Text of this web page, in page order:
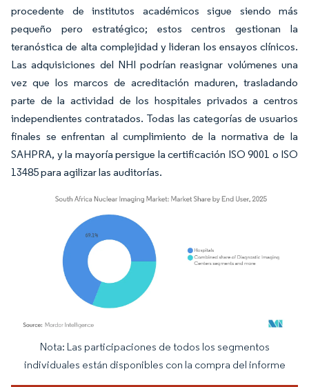
procedente de institutos académicos sigue siendo más
pequeño pero estratégico; estos centros gestionan la
teranóstica de alta complejidad y lideran los ensayos clínicos.
Las adquisiciones del NHI podrían reasignar volúmenes una
vez que los marcos de acreditación maduren, trasladando
parte de la actividad de los hospitales privados a centros
independientes contratados. Todas las categorías de usuarios
finales se enfrentan al cumplimiento de la normativa de la
SAHPRA, y la mayoría persigue la certificación ISO 9001 o ISO
13485 para agilizar las auditorías.
Imagen © Mordor Intelligence. El uso requiere atribución según CC BY 4.0.
Nota: Las participaciones de todos los segmentos
individuales están disponibles con la compra del informe